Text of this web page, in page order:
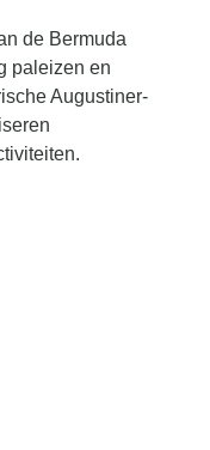
de Bermuda
paleizen en
Augustiner-